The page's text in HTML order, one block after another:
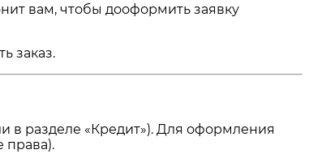
вам, чтобы дооформить заявку
заказ.
в разделе «Кредит»). Для оформления
права).